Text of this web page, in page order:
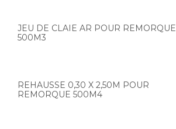
JEU DE CLAIE AR POUR REMORQUE
500M3
REHAUSSE 0,30 X 2,50M POUR
REMORQUE 500M4